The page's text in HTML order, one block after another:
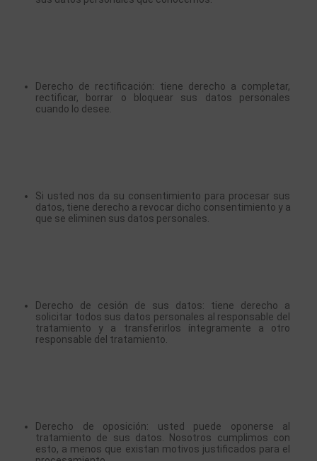
Derecho de rectificación: tiene derecho a completar,
rectificar, borrar o bloquear sus datos personales
cuando lo desee.
Si usted nos da su consentimiento para procesar sus
datos, tiene derecho a revocar dicho consentimiento y a
que se eliminen sus datos personales.
Derecho de cesión de sus datos: tiene derecho a
solicitar todos sus datos personales al responsable del
tratamiento y a transferirlos íntegramente a otro
responsable del tratamiento.
Derecho de oposición: usted puede oponerse al
tratamiento de sus datos. Nosotros cumplimos con
esto, a menos que existan motivos justificados para el